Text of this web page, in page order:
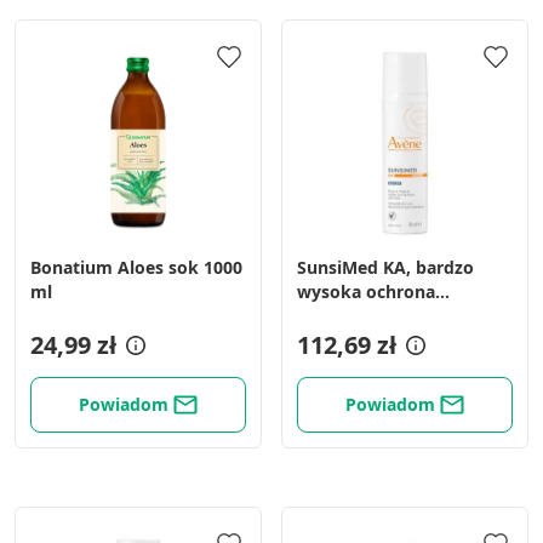
Bonatium Aloes sok 1000
ml
24,99 zł
Powiadom
SunsiMed KA, bardzo
wysoka ochrona
112,69 zł
Powiadom
Użycie dokładnych danych
geolokalizacyjnych
Identyfikowanie urządzeń na podstawie
aktywnie żądanych informacji
Cele przetwarzania inne niż IAB:
Niezbędne
Wydajność (Performance)